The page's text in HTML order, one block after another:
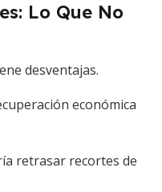
Lo Que No
desventajas.
económica
retrasar recortes de